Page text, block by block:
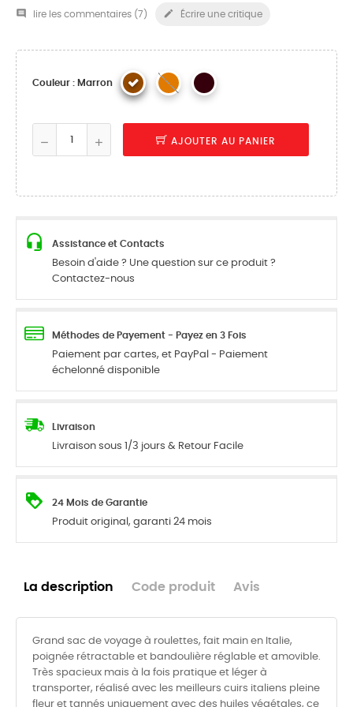
 lire les commentaires (7 )  Écrire une critique
Couleur : Marron
AJOUTER AU PANIER
Assistance et Contacts
Besoin d'aide ? Une question sur ce produit ?
Contactez-nous
Méthodes de Payement - Payez en 3 Fois
Paiement par cartes, et PayPal - Paiement
échelonné disponible
Livraison
Livraison sous 1/3 jours & Retour Facile
24 Mois de Garantie
Produit original, garanti 24 mois
La description Code produit Avis
Grand sac de voyage à roulettes, fait main en Italie,
poignée rétractable et bandoulière réglable et amovible.
Très spacieux mais à la fois pratique et léger à
transporter, réalisé avec les meilleurs cuirs italiens pleine
fleur et tannés uniquement avec des huiles végétales, ce